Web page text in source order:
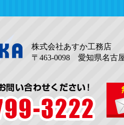
株式会社あすか工務店
〒463-0098 愛知県名古